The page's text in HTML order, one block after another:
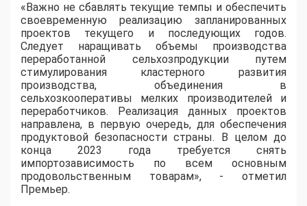
«Важно не сбавлять текущие темпы и обеспечить
своевременную реализацию запланированных
проектов текущего и последующих годов.
Следует наращивать объемы производства
переработанной сельхозпродукции путем
стимулирования кластерного развития
производства, объединения в
сельхозкооперативы мелких производителей и
переработчиков. Реализация данных проектов
направлена, в первую очередь, для обеспечения
продуктовой безопасности страны. В целом до
конца 2023 года требуется снять
импортозависимость по всем основным
продовольственным товарам», - отметил
Премьер.